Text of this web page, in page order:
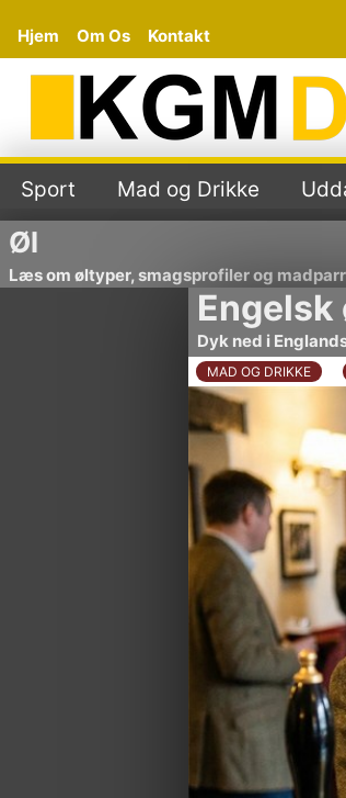
Hjem Om Os Kontakt
Sport Mad og Drikke
Øl
Læs om øltyper, smagsprofiler og
Dyk ned i
MAD OG DRIKKE